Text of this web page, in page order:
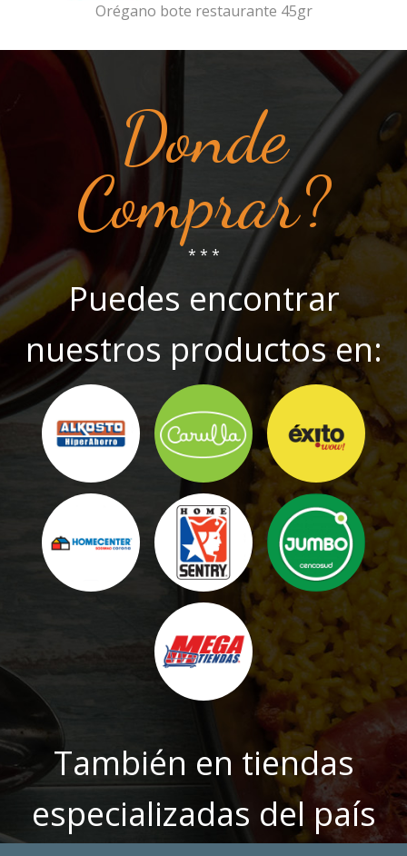
Orégano bote restaurante 45gr
Donde
Comprar?
* * *
Puedes encontrar
nuestros productos en:
También en tiendas
especializadas del país